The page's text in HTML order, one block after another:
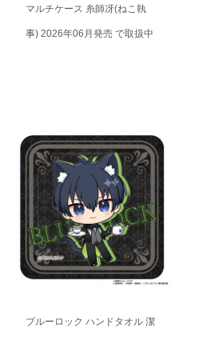
マルチケース 糸師冴(ねこ執
事) 2026年06月発売 で取扱中
ブルーロック ハンドタオル 潔